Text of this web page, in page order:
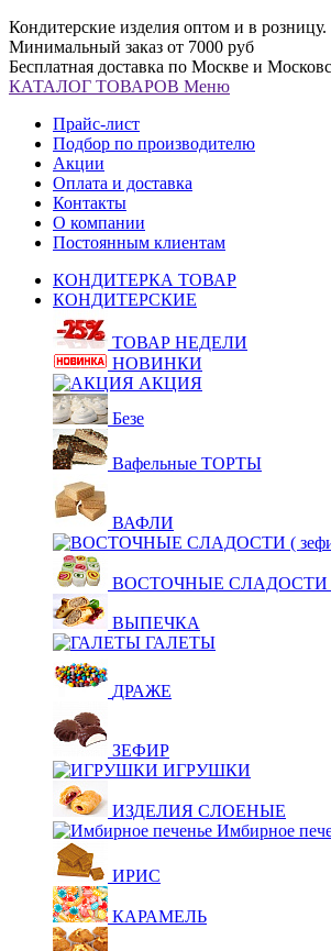
Кондитерские изделия оптом и в розницу.
Минимальный заказ от 7000 руб
Бесплатная доставка по Москве и
КАТАЛОГ ТОВАРОВ Меню
Прайс-лист
Подбор по производителю
Акции
Оплата и доставка
Контакты
О компании
Постоянным клиентам
КОНДИТЕРКА ТОВАР
КОНДИТЕРСКИЕ
ТОВАР НЕДЕЛИ
НОВИНКИ
АКЦИЯ
Безе
Вафельные ТОРТЫ
ВАФЛИ
ВОСТОЧНЫЕ СЛАДОСТИ
ВЫПЕЧКА
ГАЛЕТЫ
ДРАЖЕ
ЗЕФИР
ИГРУШКИ
ИЗДЕЛИЯ СЛОЕНЫЕ
Имбирное
ИРИС
КАРАМЕЛЬ